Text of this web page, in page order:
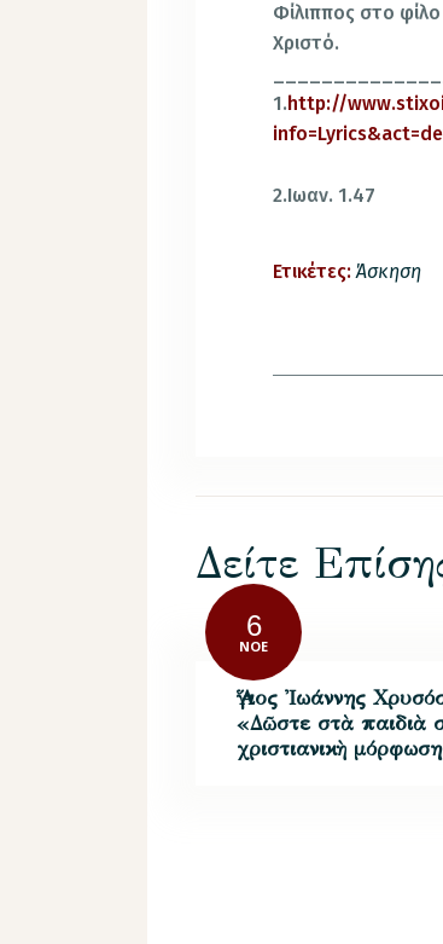
Φίλιππος στο
Χριστό.
1. http://
2.Ιωαν. 1.47
Ετικέτες: Άσκηση
Δείτε
6
ΝΟΈ
Ἅγιος Ἰωάννης
«Δῶστε στὰ παιδιὰ
χριστιανικὴ